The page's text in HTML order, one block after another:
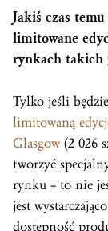
Jakiś czas temu
limitowane
rynkach takich
Tylko jeśli
limitowaną
Glasgow (2 026
tworzyć
rynku – to nie
jest
dostępność